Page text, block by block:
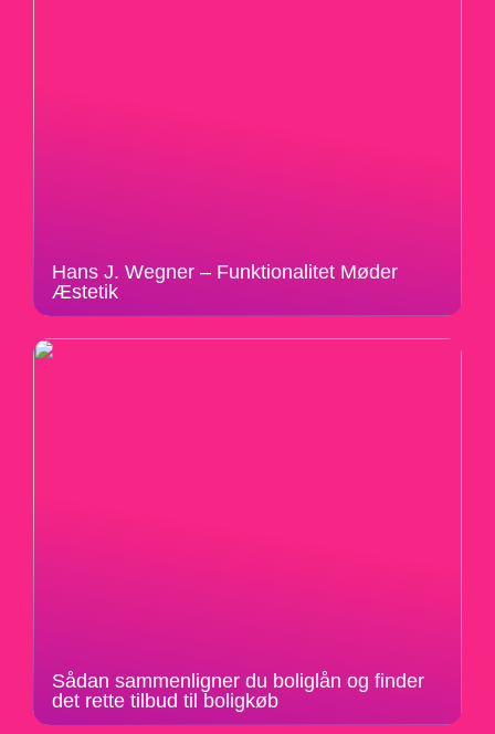
Hans J. Wegner – Funktionalitet Møder
Æstetik
Sådan sammenligner du boliglån og finder
det rette tilbud til boligkøb